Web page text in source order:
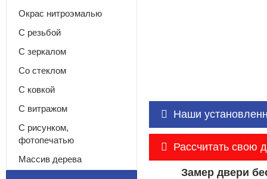
Окрас нитроэмалью
С резьбой
С зеркалом
Со стеклом
С ковкой
С витражом
С рисунком,
фотопечатью
Массив дерева
Наши
Рассчитать свою
Замер двери